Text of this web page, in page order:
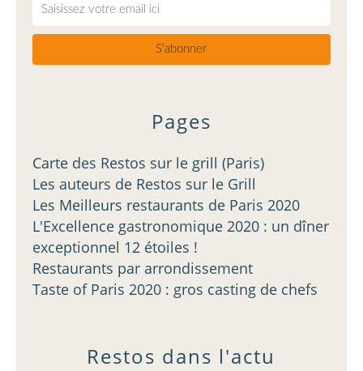
Pages
Carte des Restos sur le grill (Paris)
Les auteurs de Restos sur le Grill
Les Meilleurs restaurants de Paris 2020
L'Excellence gastronomique 2020 : un dîner
exceptionnel 12 étoiles !
Restaurants par arrondissement
Taste of Paris 2020 : gros casting de chefs
Restos dans l'actu